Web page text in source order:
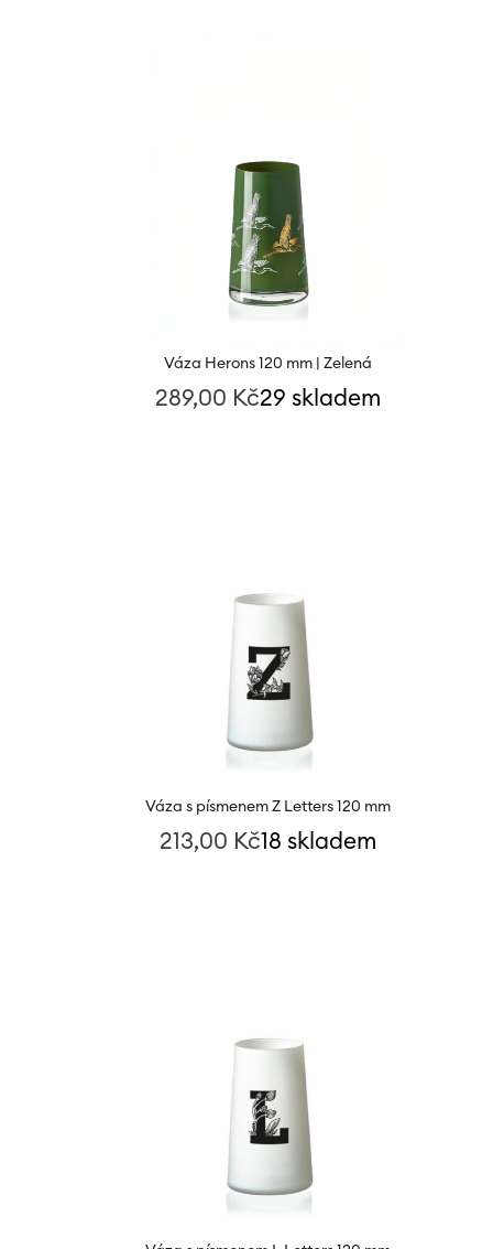
Váza Herons 120 mm | Zelená
289,00 Kč29 skladem
Váza s písmenem Z Letters 120 mm
213,00 Kč18 skladem